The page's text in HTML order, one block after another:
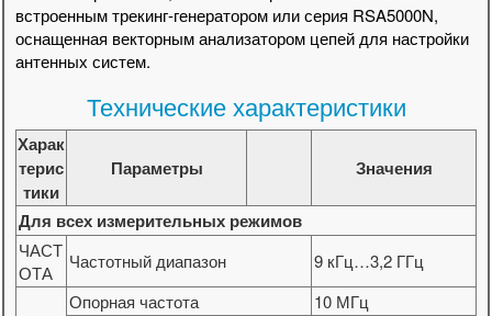
встроенным трекинг-генератором или серия RSA5000N,
оснащенная векторным анализатором цепей для настройки
антенных систем.
Технические характеристики
Харак
терис
тики
Параметры Значения
Для всех измерительных режимов
ЧАСТ
ОТА
Частотный диапазон 9 кГц…3,2 ГГц
Опорная частота 10 МГц